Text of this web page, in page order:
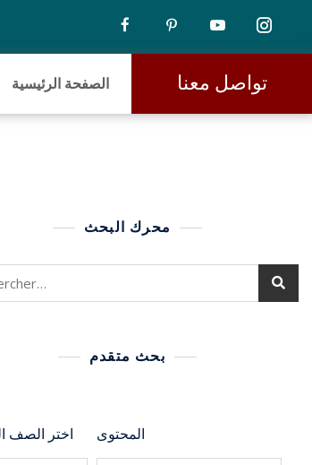
الصفحة الرئيسية تواصل معنا
محرك البحث
بحث متقدم
اختر الصف المحتوى